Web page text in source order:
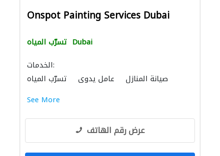
Onspot Painting Services Dubai
تسرّب المياه Dubai
الخدمات:
تسرّب المياه
عامل يدوي
صيانة المنازل
See More
عرض رقم الهاتف